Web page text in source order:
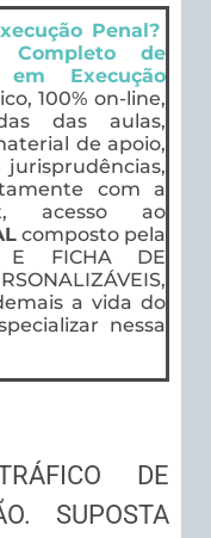
Penal?
Completo de
em Execução
100% on-line,
das aulas,
de apoio,
com a
acesso ao
composto pela
E FICHA DE
a vida do
nessa
DE
SUPOSTA